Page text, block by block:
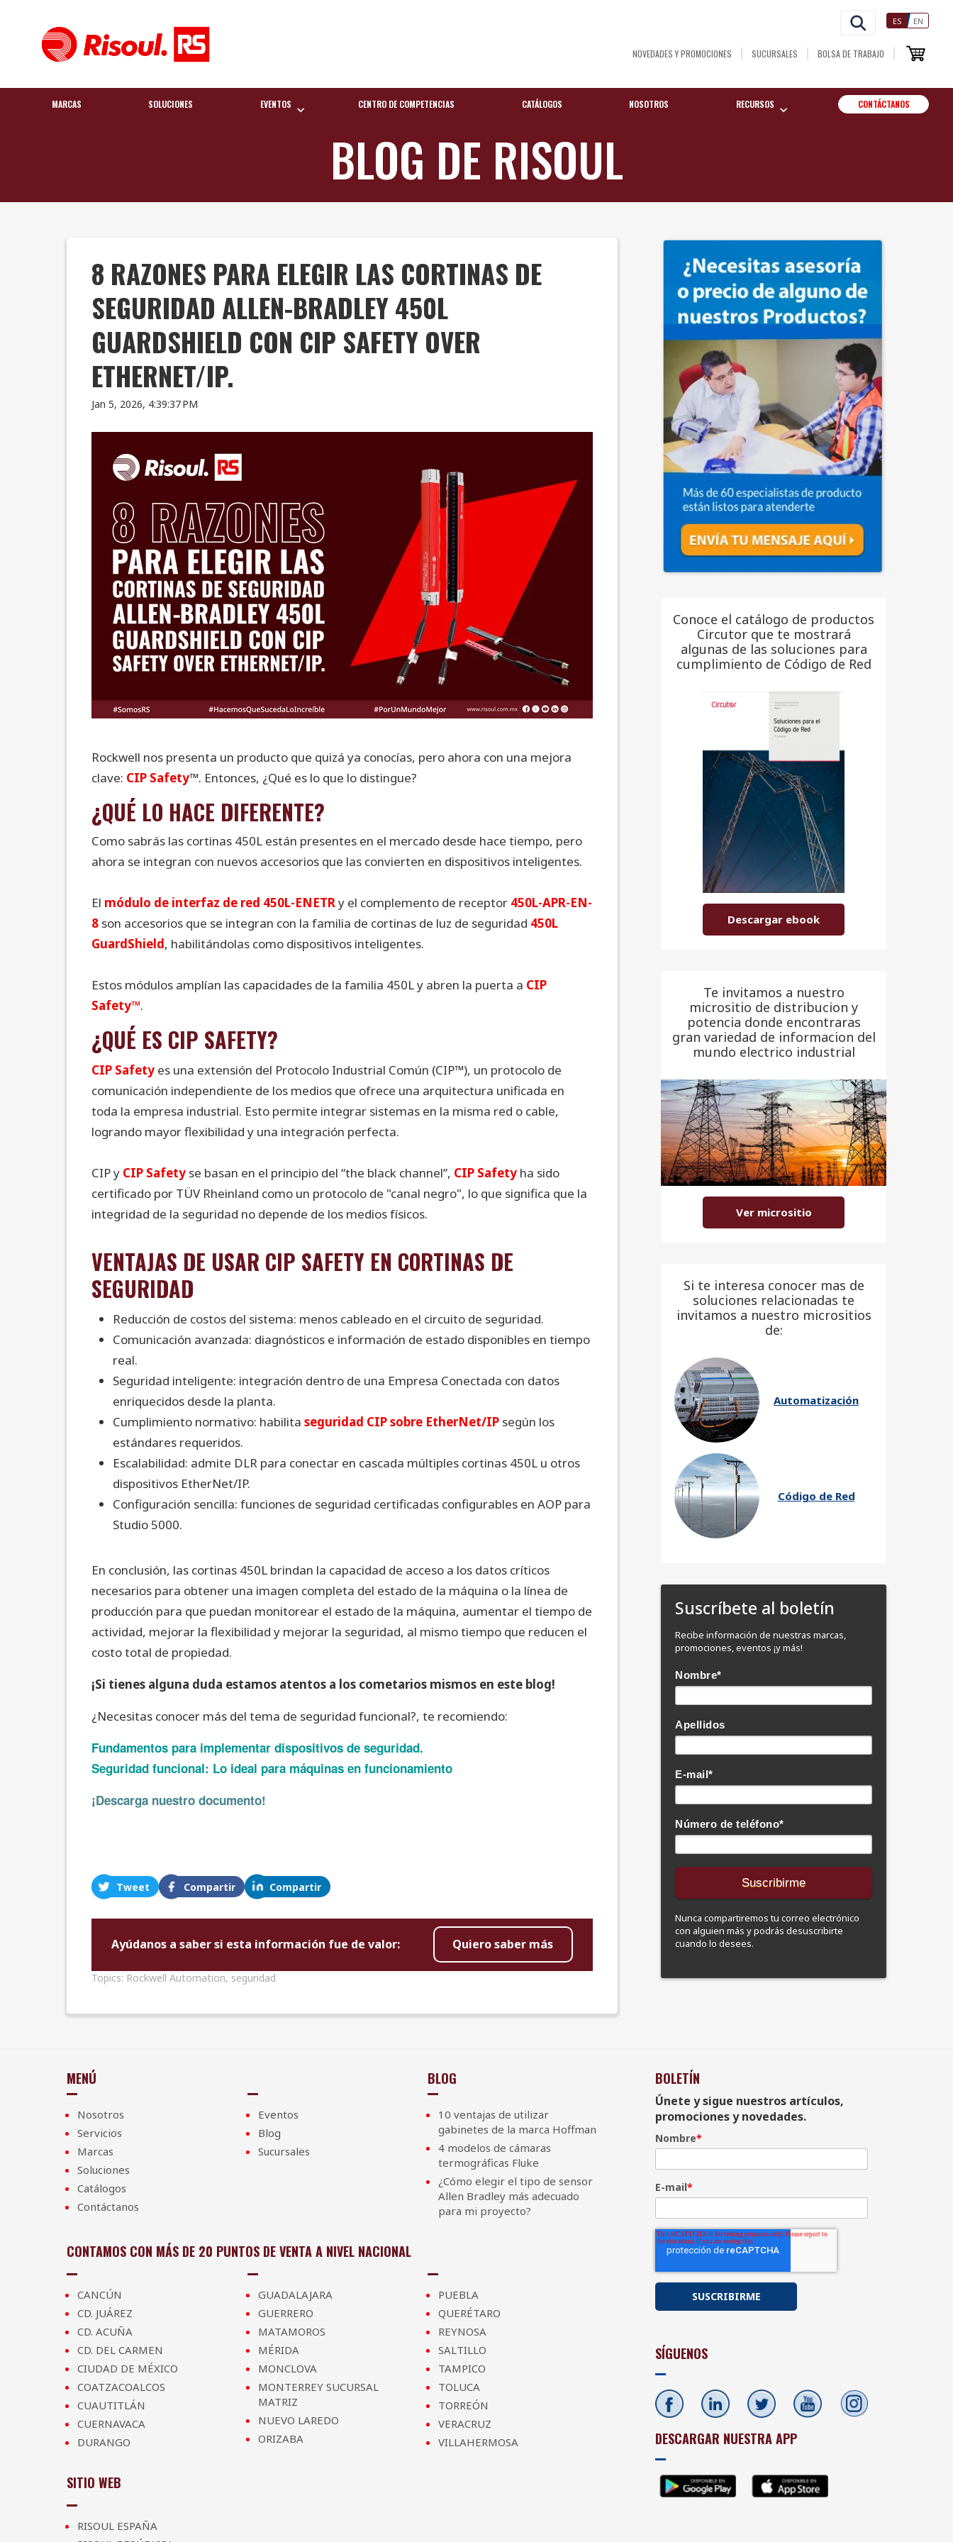
ES EN
NOVEDADES Y PROMOCIONES SUCURSALES BOLSA DE TRABAJO
MARCAS SOLUCIONES EVENTOS CENTRO DE COMPETENCIAS CATÁLOGOS NOSOTROS RECURSOS CONTÁCTANOS
BLOG DE RISOUL
8 RAZONES PARA ELEGIR LAS CORTINAS DE
SEGURIDAD ALLEN-BRADLEY 450L
GUARDSHIELD CON CIP SAFETY OVER
ETHERNET/IP.
Jan 5, 2026, 4:39:37 PM
Rockwell nos presenta un producto que quizá ya conocías, pero ahora con una mejora
clave: CIP Safety™. Entonces, ¿Qué es lo que lo distingue?
¿QUÉ LO HACE DIFERENTE?
Como sabrás las cortinas 450L están presentes en el mercado desde hace tiempo, pero
ahora se integran con nuevos accesorios que las convierten en dispositivos inteligentes.
El módulo de interfaz de red 450L-ENETRy el complemento de receptor 450L-APR-EN-
8 son accesorios que se integran con la familia de cortinas de luz de seguridad 450L
GuardShield, habilitándolas como dispositivos inteligentes.
Estos módulos amplían las capacidades de la familia 450L y abren la puerta a CIP
Safety™.
¿QUÉ ES CIP SAFETY?
CIP Safety es una extensión del Protocolo Industrial Común (CIP™), un protocolo de
comunicación independiente de los medios que ofrece una arquitectura unificada en
toda la empresa industrial. Esto permite integrar sistemas en la misma red o cable,
logrando mayor flexibilidad y una integración perfecta.
CIP y CIP Safety se basan en el principio del “the black channel”, CIP Safety ha sido
certificado por TÜV Rheinland como un protocolo de "canal negro", lo que significa que la
integridad de la seguridad no depende de los medios físicos.
VENTAJAS DE USAR CIP SAFETY EN CORTINAS DE
SEGURIDAD
Reducción de costos del sistema: menos cableado en el circuito de seguridad.
Comunicación avanzada: diagnósticos e información de estado disponibles en tiempo
real.
Seguridad inteligente: integración dentro de una Empresa Conectada con datos
enriquecidos desde la planta.
Cumplimiento normativo: habilita seguridad CIP sobre EtherNet/IP según los
estándares requeridos.
Escalabilidad: admite DLR para conectar en cascada múltiples cortinas 450L u otros
dispositivos EtherNet/IP.
Configuración sencilla: funciones de seguridad certificadas configurables en AOP para
Studio 5000.
En conclusión, las cortinas 450L brindan la capacidad de acceso a los datos críticos
necesarios para obtener una imagen completa del estado de la máquina o la línea de
producción para que puedan monitorear el estado de la máquina, aumentar el tiempo de
actividad, mejorar la flexibilidad y mejorar la seguridad, al mismo tiempo que reducen el
costo total de propiedad.
¡Si tienes alguna duda estamos atentos a los cometarios mismos en este blog!
¿Necesitas conocer más del tema de seguridad funcional?, te recomiendo:
Fundamentos para implementar dispositivos de seguridad.
Seguridad funcional: Lo ideal para máquinas en funcionamiento
¡Descarga nuestro documento!
Tweet Compartir Compartir
Ayúdanos a saber si esta información fue de valor: Quiero saber más
Topics: Rockwell Automation, seguridad
Conoce el catálogo de productos
Circutor que te mostrará
algunas de las soluciones para
cumplimiento de Código de Red
Descargar ebook
Te invitamos a nuestro
micrositio de distribucion y
potencia donde encontraras
gran variedad de informacion del
mundo electrico industrial
Ver micrositio
Si te interesa conocer mas de
soluciones relacionadas te
invitamos a nuestro micrositios
de:
Automatización
Código de Red
Suscríbete al boletín
Recibe información de nuestras marcas,
promociones, eventos ¡y más!
Nombre*
Apellidos
E-mail*
Número de teléfono*
Nunca compartiremos tu correo electrónico
con alguien más y podrás desuscribirte
cuando lo desees.
MENÚ
Nosotros
Servicios
Marcas
Soluciones
Catálogos
Contáctanos
Eventos
Blog
Sucursales
BLOG
10 ventajas de utilizar
gabinetes de la marca Hoffman
4 modelos de cámaras
termográficas Fluke
¿Cómo elegir el tipo de sensor
Allen Bradley más adecuado
para mi proyecto?
CONTAMOS CON MÁS DE 20 PUNTOS DE VENTA A NIVEL NACIONAL
CANCÚN
CD. JUÁREZ
CD. ACUÑA
CD. DEL CARMEN
CIUDAD DE MÉXICO
COATZACOALCOS
CUAUTITLÁN
CUERNAVACA
DURANGO
GUADALAJARA
GUERRERO
MATAMOROS
MÉRIDA
MONCLOVA
MONTERREY SUCURSAL
MATRIZ
NUEVO LAREDO
ORIZABA
PUEBLA
QUERÉTARO
REYNOSA
SALTILLO
TAMPICO
TOLUCA
TORREÓN
VERACRUZ
VILLAHERMOSA
SITIO WEB
RISOUL ESPAÑA
BOLETÍN
Únete y sigue nuestros artículos,
promociones y novedades.
Nombre*
E-mail*
SÍGUENOS
DESCARGAR NUESTRA APP